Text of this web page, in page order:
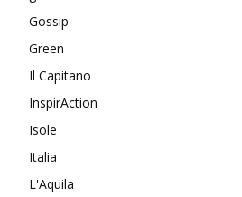
Gossip
Green
Il Capitano
InspirAction
Isole
Italia
L'Aquila